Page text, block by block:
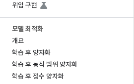
위임 구현
모델 최적화
개요
학습 후 양자화
학습 후 동적 범위 양자화
학습 후 정수 양자화